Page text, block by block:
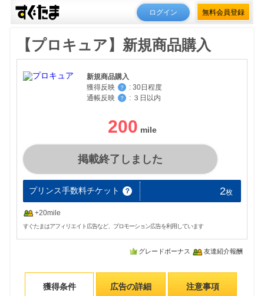
ログイン 無料会員登録
【プロキュア】新規商品購入
新規商品購入
獲得反映
？ : 30日程度
通帳反映
？ : ３日以内
200
掲載終了しました
プリンス手数料チケット ？ 2枚
+20mile
すぐたまはアフィリエイト広告など、プロモーション広告を利用しています
グレードボーナス 友達紹介報酬
獲得条件 広告の詳細 注意事項